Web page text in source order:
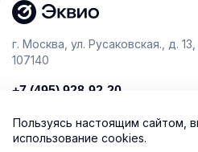
г. Москва, ул. Русаковская., д.
107140
+7 (495) 928-92-20
Расскажем о платформе и
Пользуясь настоящим сайтом,
использование cookies.